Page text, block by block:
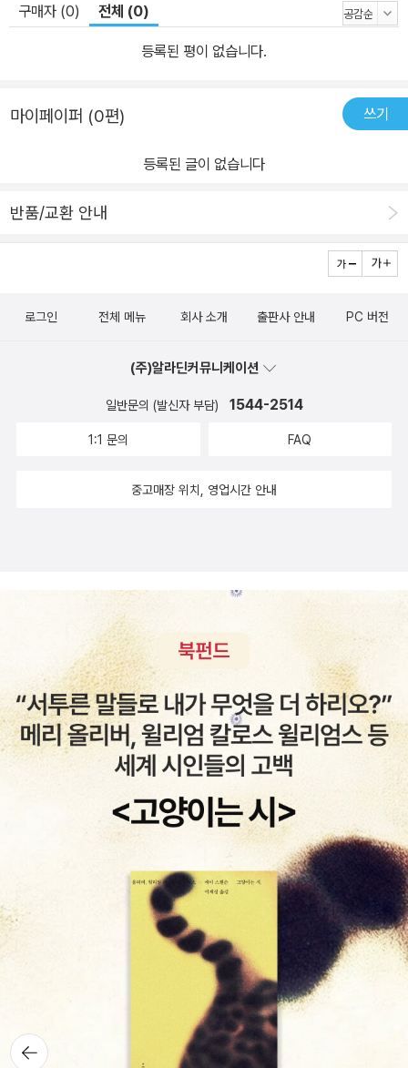
구매자 (0) 전체 (0)
등록된 평이 없습니다.
마이페이퍼 (0편) 쓰기
등록된 글이 없습니다
반품/교환 안내
뒤로가
기
로그인 전체 메뉴 회사 소개 출판사 안내 PC 버전
(주)알라딘커뮤니케이션
일반문의 (발신자 부담) 1544-2514
1:1 문의 FAQ
중고매장 위치, 영업시간 안내